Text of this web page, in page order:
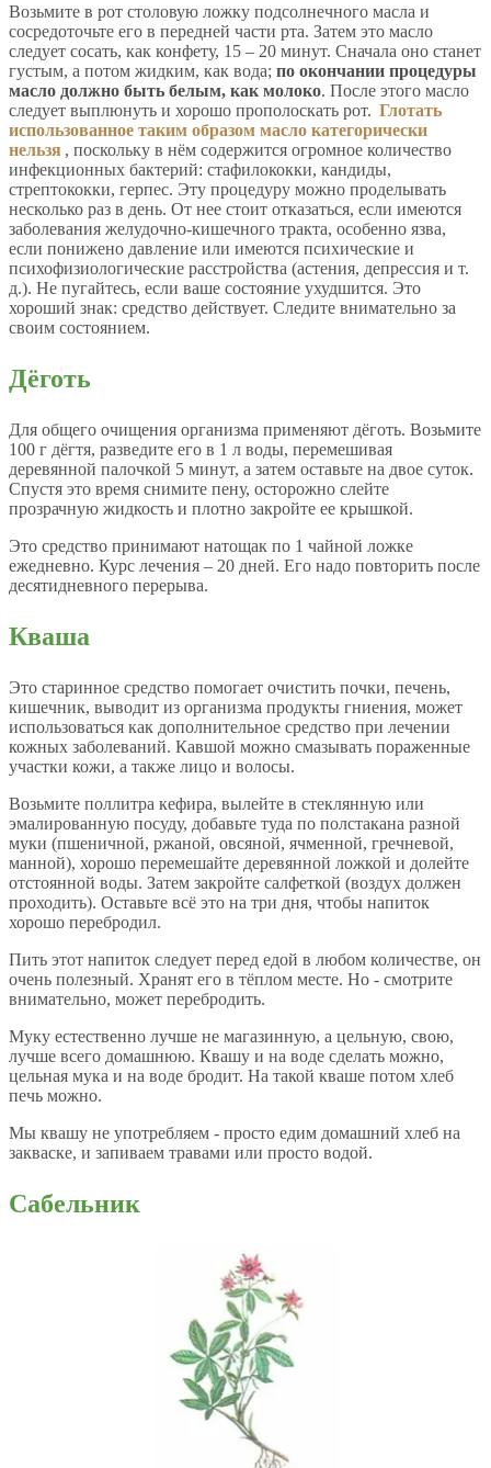
Возьмите в рот столовую ложку подсолнечного масла и
сосредоточьте его в передней части рта. Затем это масло
следует сосать, как конфету, 15 – 20 минут. Сначала оно станет
густым, а потом жидким, как вода; по окончании процедуры
масло должно быть белым, как молоко. После этого масло
следует выплюнуть и хорошо прополоскать рот. Глотать
использованное таким образом масло категорически
нельзя , поскольку в нём содержится огромное количество
инфекционных бактерий: стафилококки, кандиды,
стрептококки, герпес. Эту процедуру можно проделывать
несколько раз в день. От нее стоит отказаться, если имеются
заболевания желудочно-кишечного тракта, особенно язва,
если понижено давление или имеются психические и
психофизиологические расстройства (астения, депрессия и т.
д.). Не пугайтесь, если ваше состояние ухудшится. Это
хороший знак: средство действует. Следите внимательно за
своим состоянием.
Дёготь
Для общего очищения организма применяют дёготь. Возьмите
100 г дёгтя, разведите его в 1 л воды, перемешивая
деревянной палочкой 5 минут, а затем оставьте на двое суток.
Спустя это время снимите пену, осторожно слейте
прозрачную жидкость и плотно закройте ее крышкой.
Это средство принимают натощак по 1 чайной ложке
ежедневно. Курс лечения – 20 дней. Его надо повторить после
десятидневного перерыва.
Кваша
Это старинное средство помогает очистить почки, печень,
кишечник, выводит из организма продукты гниения, может
использоваться как дополнительное средство при лечении
кожных заболеваний. Кавшой можно смазывать пораженные
участки кожи, а также лицо и волосы.
Возьмите поллитра кефира, вылейте в стеклянную или
эмалированную посуду, добавьте туда по полстакана разной
муки (пшеничной, ржаной, овсяной, ячменной, гречневой,
манной), хорошо перемешайте деревянной ложкой и долейте
отстоянной воды. Затем закройте салфеткой (воздух должен
проходить). Оставьте всё это на три дня, чтобы напиток
хорошо перебродил.
Пить этот напиток следует перед едой в любом количестве, он
очень полезный. Хранят его в тёплом месте. Но - смотрите
внимательно, может перебродить.
Муку естественно лучше не магазинную, а цельную, свою,
лучше всего домашнюю. Квашу и на воде сделать можно,
цельная мука и на воде бродит. На такой кваше потом хлеб
печь можно.
Мы квашу не употребляем - просто едим домашний хлеб на
закваске, и запиваем травами или просто водой.
Сабельник